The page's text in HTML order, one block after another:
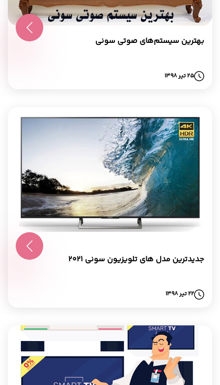
بهترین سیستم‌های صوتی سونی
25 تیر 1398
جدیدترین مدل های تلویزیون سونی 2021
22 تیر 1398